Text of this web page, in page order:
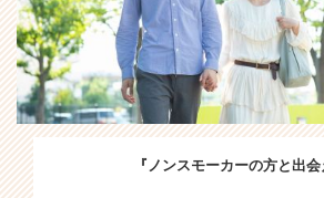
『ノンスモーカーの方と出会